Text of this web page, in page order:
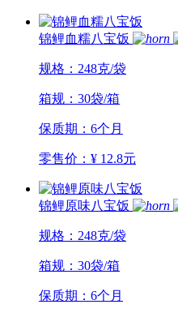
锦鲤血糯八宝饭
规格：248克/袋
箱规：30袋/箱
保质期：6个月
零售价：¥ 12.8元
锦鲤原味八宝饭
规格：248克/袋
箱规：30袋/箱
保质期：6个月